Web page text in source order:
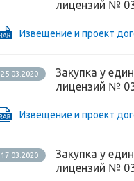
лицензий №
Извещение и проект
25.03.2020
Закупка у
лицензий №
Извещение и проект
17.03.2020
Закупка у
лицензий №